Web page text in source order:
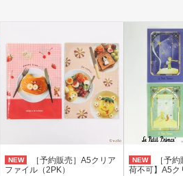
NEW
［予約販売］A5クリア
ファイル（2PK）
NEW
［予
荷不可】A5ク